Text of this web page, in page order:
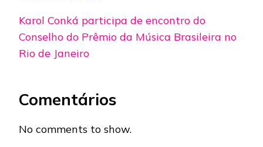
Karol Conká participa de encontro do
Conselho do Prêmio da Música Brasileira no
Rio de Janeiro
Comentários
No comments to show.